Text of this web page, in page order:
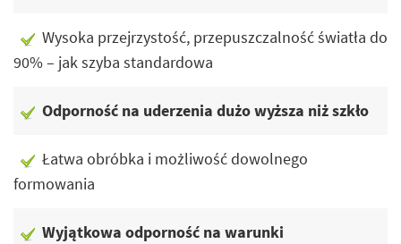
Wysoka przejrzystość, przepuszczalność światła do
90% – jak szyba standardowa
Odporność na uderzenia dużo wyższa niż szkło
Łatwa obróbka i możliwość dowolnego
formowania
Wyjątkowa odporność na warunki